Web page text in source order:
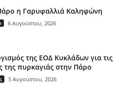
η Γαρυφαλλιά Καληφώνη
6 Αυγούστου, 2026
της ΕΟΔ Κυκλάδων για τις
της πυρκαγιάς στην Πάρο
5 Αυγούστου, 2026